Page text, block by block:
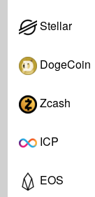
Stellar
DogeCoin
Zcash
ICP
EOS